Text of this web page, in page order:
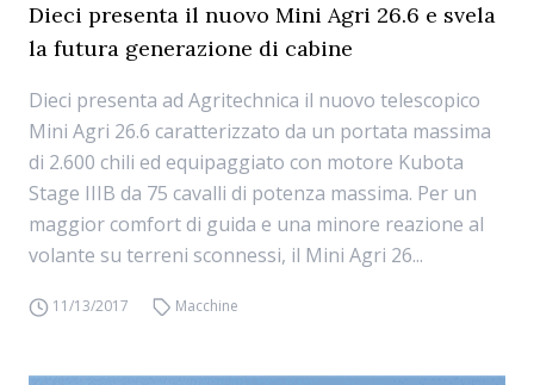
Dieci presenta il nuovo Mini Agri 26.6 e svela
la futura generazione di cabine
Dieci presenta ad Agritechnica il nuovo telescopico
Mini Agri 26.6 caratterizzato da un portata massima
di 2.600 chili ed equipaggiato con motore Kubota
Stage IIIB da 75 cavalli di potenza massima. Per un
maggior comfort di guida e una minore reazione al
volante su terreni sconnessi, il Mini Agri 26...
11/13/2017 Macchine